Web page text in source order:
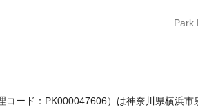
Park
コード：PK000047606）は神奈川県横浜